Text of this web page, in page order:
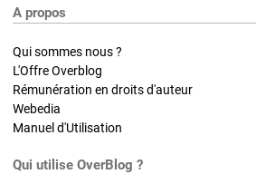
A propos
Qui sommes nous ?
L'Offre Overblog
Rémunération en droits d'auteur
Webedia
Manuel d'Utilisation
Qui utilise OverBlog ?